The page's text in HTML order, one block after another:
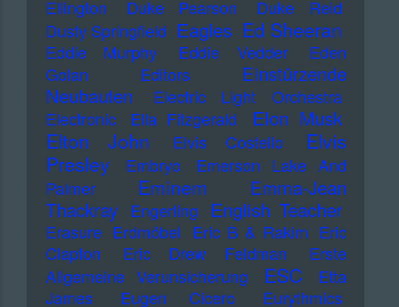
Ellington
Duke Pearson
Duke Reid
Dusty Springfield Eagles Ed Sheeran
Eddie Murphy Eddie Vedder
Eden
Golan
Editors
Einstürzende
Neubauten
Electric Light Orchestra
Electronic
Ella Fitzgerald Elon Musk
Elton John Elvis Costello
Elvis
Presley
Embryo
Emerson Lake And
Palmer
Eminem
Emma-Jean
Thackray
Engerling English Teacher
Erasure Erdmöbel Eric B & Rakim Eric
Clapton
Eric Drew Feldman
Erste
Allgemeine Verunsicherung
ESC
Etta
James
Eugen Cicero
Eurythmics